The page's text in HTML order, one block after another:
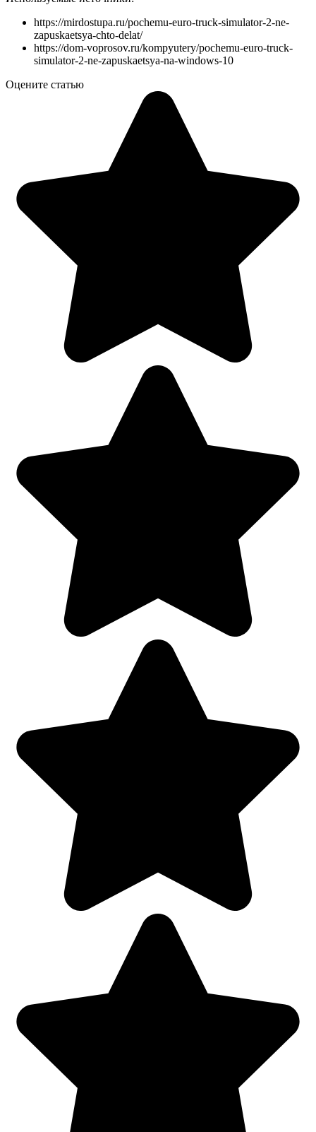
https://mirdostupa.ru/pochemu-euro-truck-simulator-2-ne-
zapuskaetsya-chto-delat/
https://dom-voprosov.ru/kompyutery/pochemu-euro-truck-
simulator-2-ne-zapuskaetsya-na-windows-10
Оцените статью